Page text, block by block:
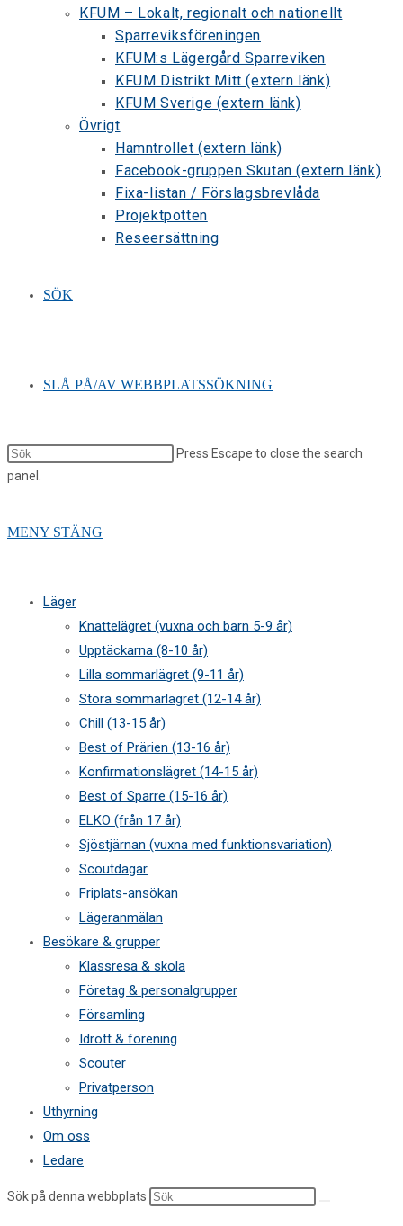
KFUM – Lokalt, regionalt och nationellt
Sparreviksföreningen
KFUM:s Lägergård Sparreviken
KFUM Distrikt Mitt (extern länk)
KFUM Sverige (extern länk)
Övrigt
Hamntrollet (extern länk)
Facebook-gruppen Skutan (extern länk)
Fixa-listan / Förslagsbrevlåda
Projektpotten
Reseersättning
SÖK
SLÅ PÅ/AV WEBBPLATSSÖKNING
Press Escape to close the search
panel.
MENY STÄNG
Läger
Knattelägret (vuxna och barn 5-9 år)
Upptäckarna (8-10 år)
Lilla sommarlägret (9-11 år)
Stora sommarlägret (12-14 år)
Chill (13-15 år)
Best of Prärien (13-16 år)
Konfirmationslägret (14-15 år)
Best of Sparre (15-16 år)
ELKO (från 17 år)
Sjöstjärnan (vuxna med funktionsvariation)
Scoutdagar
Friplats-ansökan
Lägeranmälan
Besökare & grupper
Klassresa & skola
Företag & personalgrupper
Församling
Idrott & förening
Scouter
Privatperson
Uthyrning
Om oss
Ledare
Sök på denna webbplats